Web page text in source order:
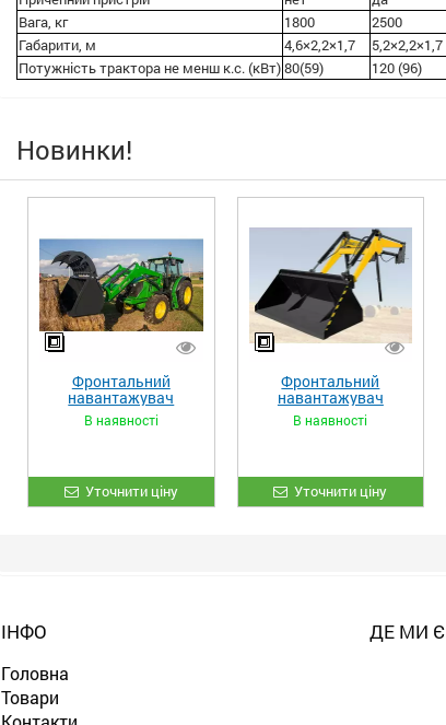
Вага, кг
1800 2500
Габарити, м
4,6×2,2×1,7 5,2×2,2×1,7
Потужність трактора не менш к.с. (кВт)80(59) 120 (96)
Новинки!
Фронтальний
навантажувач
«STRONG XL»
В наявності
Уточнити ціну
Фронтальний
навантажувач
«STRONG»
В наявності
Уточнити ціну
ІНФО
Головна
Товари
ДЕ МИ Є